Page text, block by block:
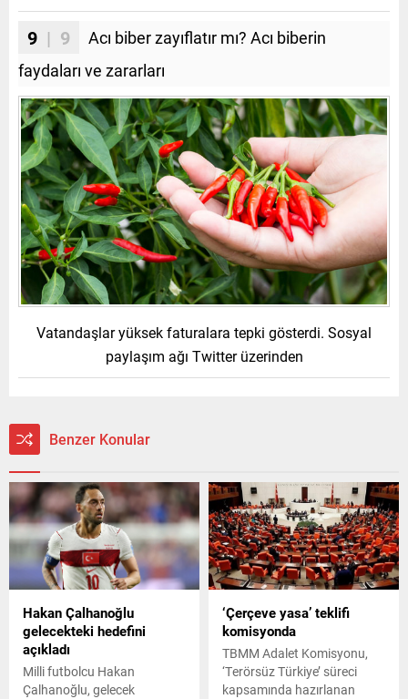
9 | 9
Acı biber zayıflatır mı? Acı biberin
faydaları ve zararları
Vatandaşlar yüksek faturalara tepki gösterdi. Sosyal
paylaşım ağı Twitter üzerinden
Benzer Konular
Hakan Çalhanoğlu
gelecekteki hedefini
açıkladı
Milli futbolcu Hakan
Çalhanoğlu, gelecek
‘Çerçeve yasa’ teklifi
komisyonda
TBMM Adalet Komisyonu,
‘Terörsüz Türkiye’ süreci
kapsamında hazırlanan